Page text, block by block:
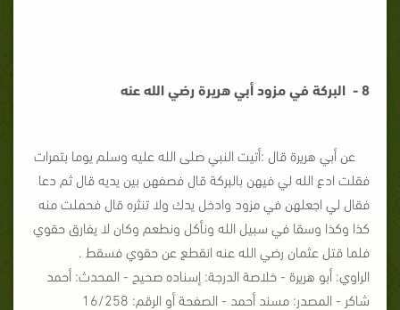
8 - البركة في مزود أبي هريرة رضي الله عنه
عن أبي هريرة قال :أتيت النبي صلى الله عليه وسلم يوما بتمرات
فقلت ادع الله لي فيهن بالبركة قال فصفهن بين يديه قال ثم دعا
فقال لي اجعلهن في مزود وادخل يدك ولا تنثره قال فحملت منه
كذا وكذا وسقا في سبيل الله ونأكل ونطعم وكان لا يفارق حقوي
فلما قتل عثمان رضي الله عنه انقطع عن حقوي فسقط .
الراوي: أبو هريرة - خلاصة الدرجة: إسناده صحيح - المحدث: أحمد
شاكر - المصدر: مسند أحمد - الصفحة أو الرقم: 16/258